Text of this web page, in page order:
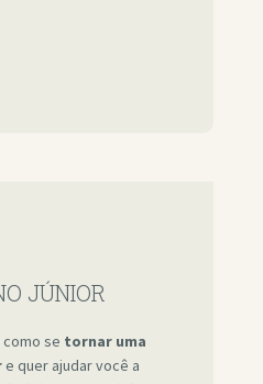
JÚNIOR
se tornar uma
e quer ajudar você a